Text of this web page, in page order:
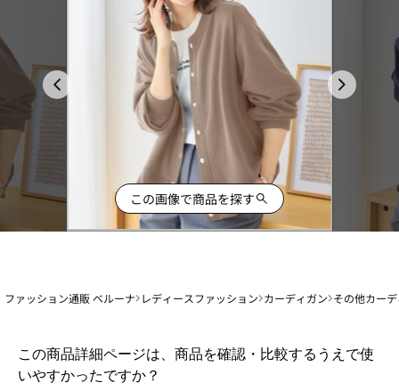
この画像で商品を探す
ファッション通販 ベルーナ レディースファッション カーディガン その他カー
この商品詳細ページは、商品を確認・比較するうえで使
いやすかったですか？
1
か